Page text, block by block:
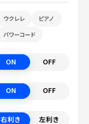
ウクレレ ピアノ
パワーコード
ON OFF
ON OFF
右利き 左利き